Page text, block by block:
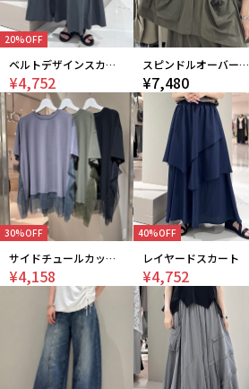
20%OFF
ベルトデザインスカート
¥4,752
スピンドルオーバーシャツ
¥7,480
30%OFF
サイドチュールカットソー
¥4,158
40%OFF
レイヤードスカート
¥4,752